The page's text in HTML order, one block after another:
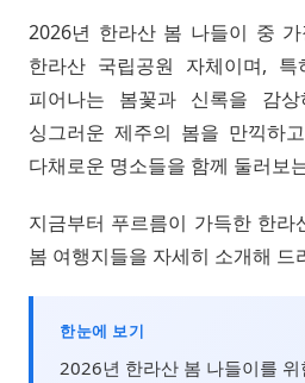
2026년 한라산 봄 나들이 중
한라산 국립공원 자체이며,
피어나는 봄꽃과 신록을 감
싱그러운 제주의 봄을 만끽하
다채로운 명소들을 함께 둘러보
지금부터 푸르름이 가득한 한라
봄 여행지들을 자세히 소개해 드
한눈에 보기
2026년 한라산 봄 나들이를